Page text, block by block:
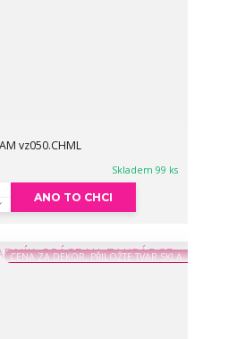
vz050.CHML
Skladem 99 ks
ANO TO CHCI
CENA ZA DEKOR, PŘILOŽTE TVAR SKLA